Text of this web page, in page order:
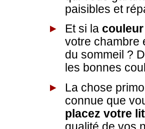
paisibles et
Et si la couleur
votre chambre
du sommeil ?
les bonnes
La chose
connue que
placez votre
qualité de vos